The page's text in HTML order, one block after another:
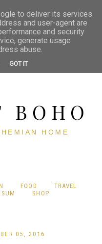
BOHO
HOME
FOOD
TRAVEL
SHOP
05, 2016
to deliver its services
and user-agent are
and security
generate usage
abuse.
GOT IT